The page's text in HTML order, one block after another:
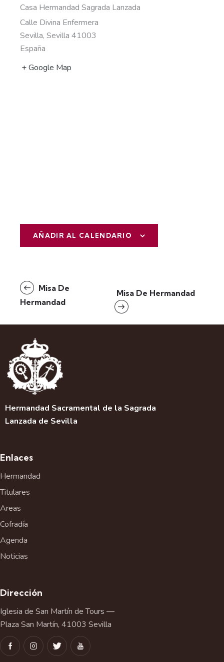
Casa Hermandad Sagrada Lanzada
Calle Divina Enfermera
Sevilla, Sevilla 41003
España
+ Google Map
AÑADIR AL CALENDARIO
N
a
e
a
c
i
ó
n
d
e
v
n
t
Misa De
Hermandad
Misa De Hermandad
Hermandad Sacramental de la Sagrada
Lanzada de Sevilla
Enlaces
Hermandad
Titulares
Areas
Cofradía
Agenda
Noticias
Dirección
Iglesia de San Martín de Tours —
Plaza San Martín, 41003 Sevilla